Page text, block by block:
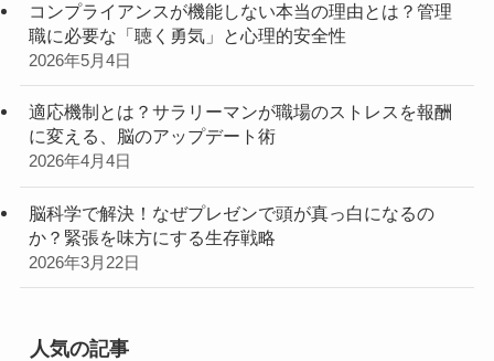
コンプライアンスが機能しない本当の理由とは？管理
職に必要な「聴く勇気」と心理的安全性
2026年5月4日
適応機制とは？サラリーマンが職場のストレスを報酬
に変える、脳のアップデート術
2026年4月4日
脳科学で解決！なぜプレゼンで頭が真っ白になるの
か？緊張を味方にする生存戦略
2026年3月22日
人気の記事